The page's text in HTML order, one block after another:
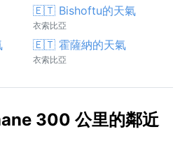
🇪🇹 Bishoftu的天氣
衣索比亞
🇪🇹 霍薩納的天氣
衣索比亞
300 公里的鄰近